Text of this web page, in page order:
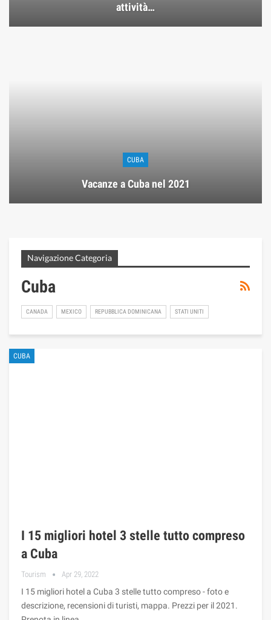
attività…
CUBA
Vacanze a Cuba nel 2021
Navigazione Categoria
Cuba
CANADA MEXICO REPUBBLICA DOMINICANA STATI UNITI
CUBA
I 15 migliori hotel 3 stelle tutto compreso
a Cuba
Tourism Apr 29, 2022
I 15 migliori hotel a Cuba 3 stelle tutto compreso - foto e
descrizione, recensioni di turisti, mappa. Prezzi per il 2021.